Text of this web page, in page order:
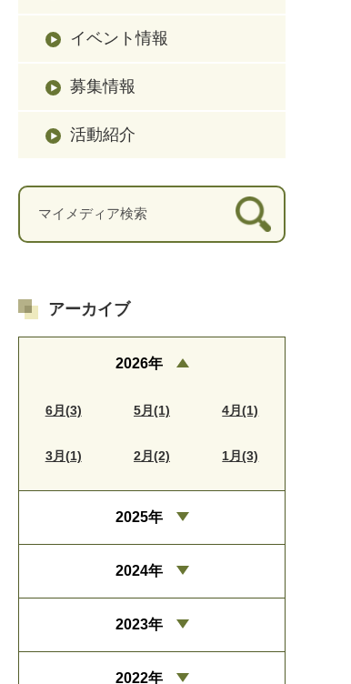
イベント情報
募集情報
活動紹介
アーカイブ
2026年
6月(3) 5月(1) 4月(1)
3月(1) 2月(2) 1月(3)
2025年
2024年
2023年
2022年